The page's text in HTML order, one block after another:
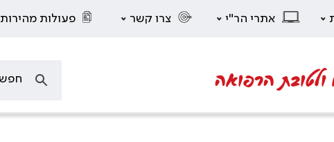
אתרי הר"י צרו קשר פעולות מהירות
הרפואה